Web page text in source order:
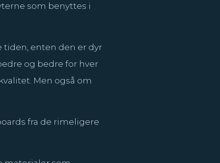
som benyttes i
tiden, enten den er dyr
og bedre for hver
Men også om
fra de rimeligere